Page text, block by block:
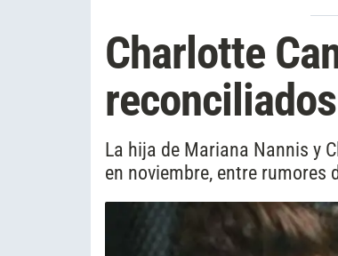
Charlotte
reconciliados
La hija de Mariana Nannis y
en noviembre, entre rumores